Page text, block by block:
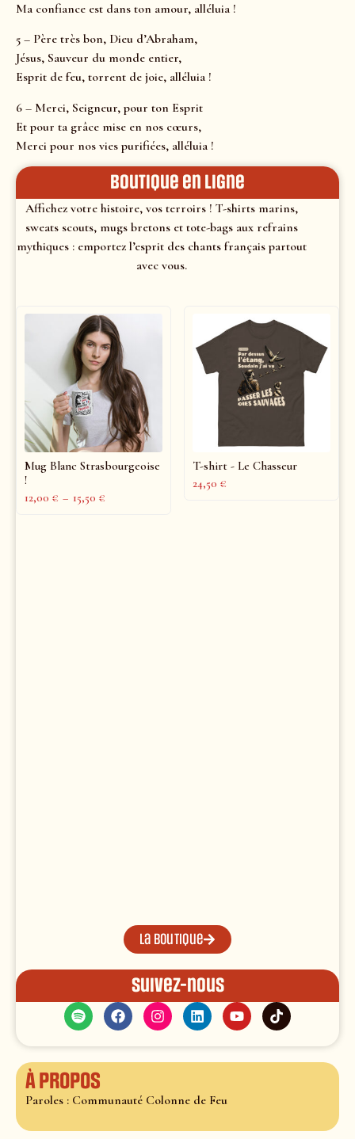
Ma confiance est dans ton amour, alléluia !
5 – Père très bon, Dieu d’Abraham,
Jésus, Sauveur du monde entier,
Esprit de feu, torrent de joie, alléluia !
6 – Merci, Seigneur, pour ton Esprit
Et pour ta grâce mise en nos cœurs,
Merci pour nos vies purifiées, alléluia !
Boutique en ligne
Affichez votre histoire, vos terroirs ! T-shirts marins,
sweats scouts, mugs bretons et tote-bags aux refrains
mythiques : emportez l’esprit des chants français partout
avec vous.
Mug Blanc Strasbourgeoise
!
12,00 € – 15,50 €
T-shirt - Le Chasseur
24,50 €
La boutique
Suivez-nous
À propos
Paroles : Communauté Colonne de Feu